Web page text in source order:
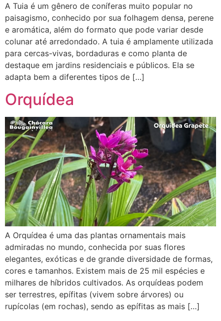
A Tuia é um gênero de coníferas muito popular no
paisagismo, conhecido por sua folhagem densa, perene
e aromática, além do formato que pode variar desde
colunar até arredondado. A tuia é amplamente utilizada
para cercas-vivas, bordaduras e como planta de
destaque em jardins residenciais e públicos. Ela se
adapta bem a diferentes tipos de […]
Orquídea
A Orquídea é uma das plantas ornamentais mais
admiradas no mundo, conhecida por suas flores
elegantes, exóticas e de grande diversidade de formas,
cores e tamanhos. Existem mais de 25 mil espécies e
milhares de híbridos cultivados. As orquídeas podem
ser terrestres, epífitas (vivem sobre árvores) ou
rupícolas (em rochas), sendo as epífitas as mais […]